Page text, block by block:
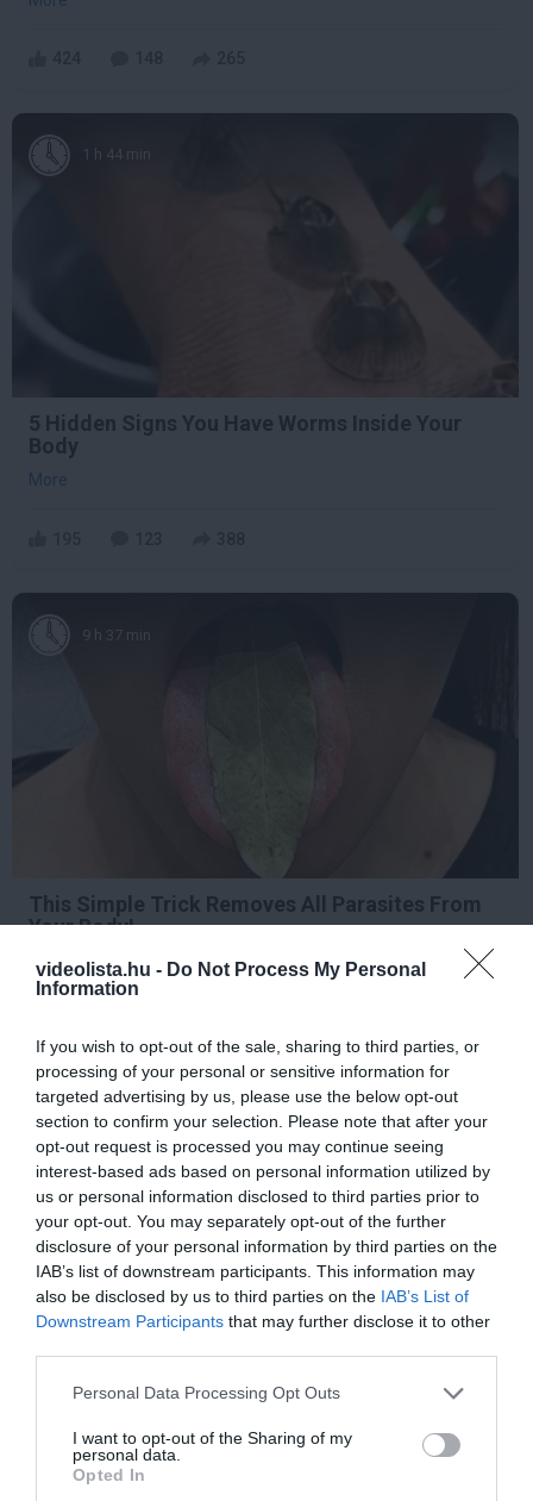
videolista.hu - Do Not Process My Personal
Information
If you wish to opt-out of the sale, sharing to third parties, or
processing of your personal or sensitive information for
targeted advertising by us, please use the below opt-out
section to confirm your selection. Please note that after your
opt-out request is processed you may continue seeing
interest-based ads based on personal information utilized by
us or personal information disclosed to third parties prior to
your opt-out. You may separately opt-out of the further
disclosure of your personal information by third parties on the
IAB’s list of downstream participants. This information may
also be disclosed by us to third parties on the IAB’s List of
Downstream Participants that may further disclose it to other
Please note that this website/app uses one or more Google
not limited to your visit or usage behaviour. You may click to
grant or deny consent to Google and its third-party tags to
use your data for below specified purposes in below Google
Personal Data Processing Opt Outs
I want to opt-out of the Sharing of my
personal data.
Opted In
1 h 44 min
5 Hidden Signs You Have Worms Inside Your
Body
More
9 h 37 min
This Simple Trick Removes All Parasites From
Your Body!
More
39 min
Fungus Dries Up And Falls Off After The First